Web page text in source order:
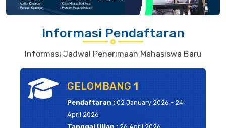
Informasi Pendaftaran
Informasi Jadwal Penerimaan Mahasiswa Baru
GELOMBANG 1
Pendaftaran :02 January 2026 - 24
April 2026